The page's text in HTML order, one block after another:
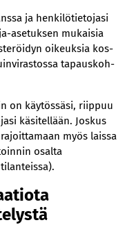
ja hen­ki­lö­tie­to­ja­si
ase­tuk­sen mu­kai­sia
oi­keuk­sia kos­
ta­paus­koh­
on käytössäsi, riippuu
käsitellään. Joskus
myös laissa
osalta